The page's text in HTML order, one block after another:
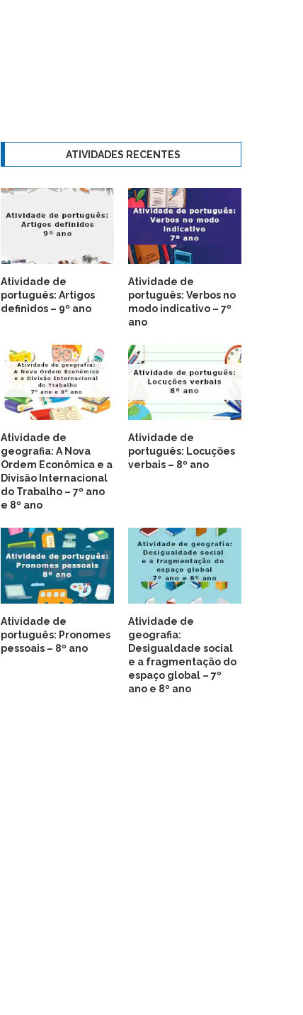
ATIVIDADES RECENTES
Atividade de
português: Artigos
definidos – 9º ano
Atividade de
português: Verbos no
modo indicativo – 7º
ano
Atividade de
geografia: A Nova
Ordem Econômica e a
Divisão Internacional
do Trabalho – 7º ano
e 8º ano
Atividade de
português: Locuções
verbais – 8º ano
Atividade de
português: Pronomes
pessoais – 8º ano
Atividade de
geografia:
Desigualdade social
e a fragmentação do
espaço global – 7º
ano e 8º ano